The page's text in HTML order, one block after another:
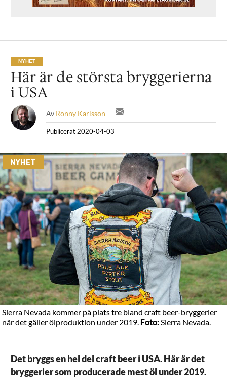
NYHET
Här är de största bryggerierna
i USA
Av Ronny Karlsson
Publicerat 2020-04-03
NYHET
Sierra Nevada kommer på plats tre bland craft beer-bryggerier
när det gäller ölproduktion under 2019. Foto: Sierra Nevada.
Det bryggs en hel del craft beer i USA. Här är det
bryggerier som producerade mest öl under 2019.